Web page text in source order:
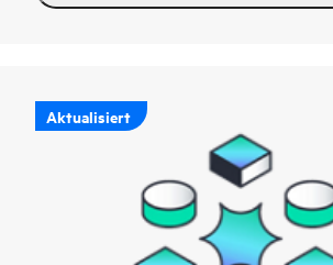
Aktualisiert